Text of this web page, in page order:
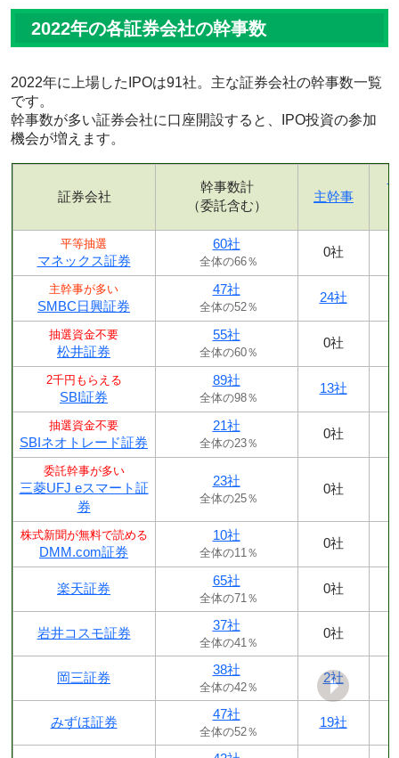
2022年の各証券会社の幹事数
2022年に上場したIPOは91社。主な証券会社の幹事数一覧
です。
幹事数が多い証券会社に口座開設すると、IPO投資の参加
機会が増えます。
証券会社
幹事数計
（委託含む）
主幹事
平等抽選
マネックス証券
60社
全体の66％
0社
主幹事が多い
SMBC日興証券
47社
全体の52％
24社
抽選資金不要
松井証券
55社
全体の60％
0社
2千円もらえる
SBI証券
89社
全体の98％
13社
抽選資金不要
SBIネオトレード証券
21社
全体の23％
0社
委託幹事が多い
三菱UFJ eスマート証
券
23社
全体の25％
0社
株式新聞が無料で読める
DMM.com証券
10社
全体の11％
0社
楽天証券
65社
全体の71％
0社
岩井コスモ証券
37社
全体の41％
0社
岡三証券
38社
全体の42％
2社
みずほ証券
47社
全体の52％
19社